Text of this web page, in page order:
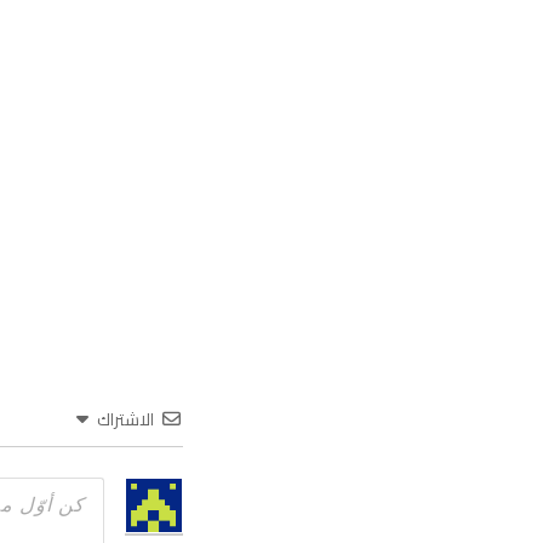
الاشتراك